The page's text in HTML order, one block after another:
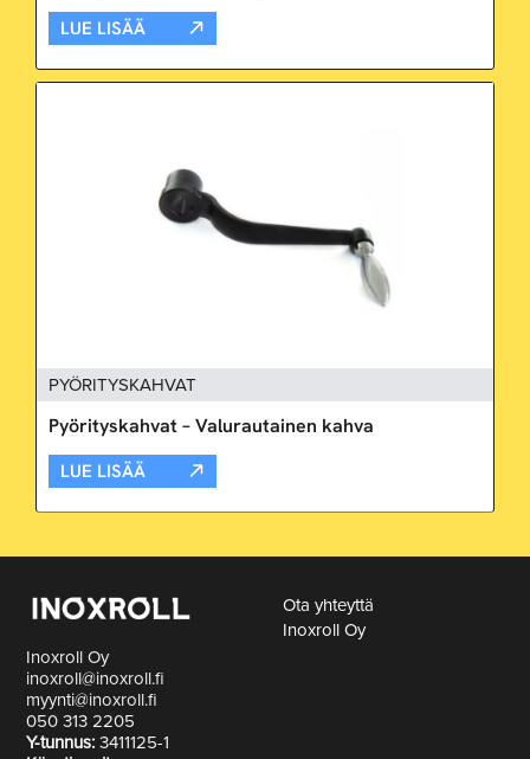
LUE LISÄÄ
PYÖRITYSKAHVAT
Pyörityskahvat – Valurautainen kahva
LUE LISÄÄ
Inoxroll Oy
inoxroll@inoxroll.fi
myynti@inoxroll.fi
050 313 2205
Y-tunnus:3411125-1
Ota yhteyttä
Inoxroll Oy